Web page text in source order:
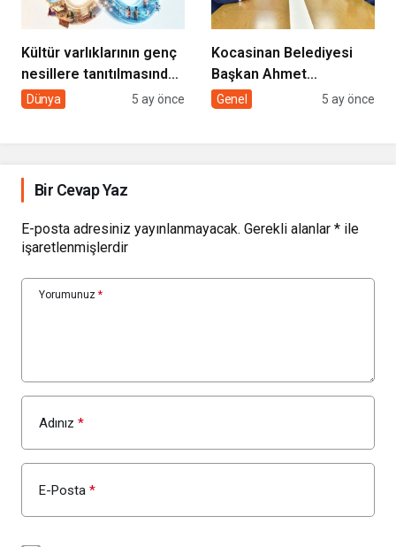
Kültür varlıklarının genç
nesillere tanıtılmasında
sivil toplumun rolü
Dünya 5 ay önce
Kocasinan Belediyesi
Başkan Ahmet
Çolakbayrakdar ile
Genel 5 ay önce
Bir Cevap Yaz
E-posta adresiniz yayınlanmayacak. Gerekli alanlar * ile
işaretlenmişlerdir
Yorumunuz *
Adınız *
E-Posta *